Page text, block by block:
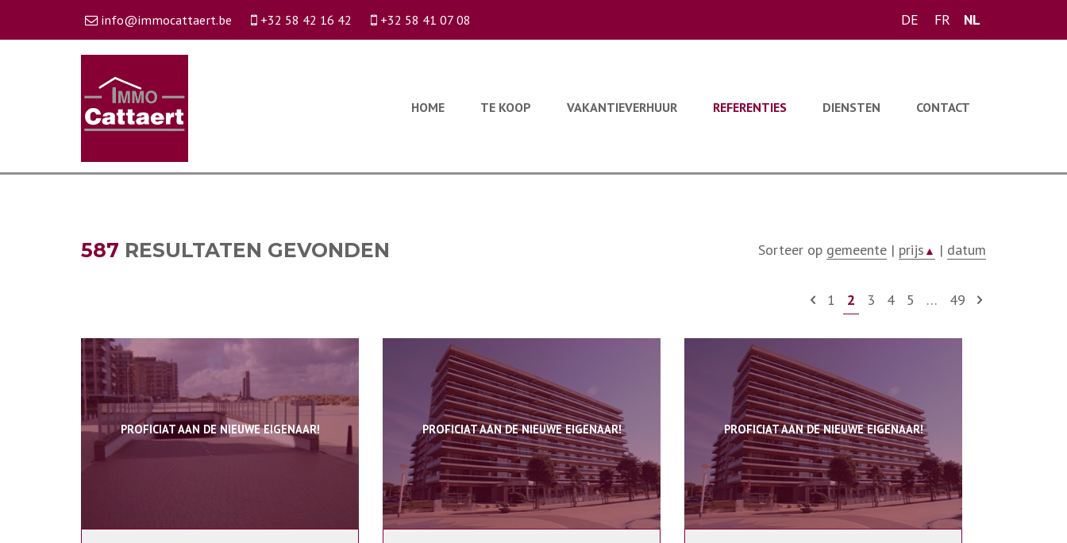
info@immocattaert.be +32 58 42 16 42 +32 58 41 07 08 DE FR NL
HOME TE KOOP VAKANTIEVERHUUR REFERENTIES DIENSTEN CONTACT
587 RESULTATEN GEVONDEN Sorteer op gemeente | prijs ▲ | datum
1 2 3 4 5 … 49
PROFICIAT AAN DE NIEUWE EIGENAAR! PROFICIAT AAN DE NIEUWE EIGENAAR! PROFICIAT AAN DE NIEUWE EIGENAAR!